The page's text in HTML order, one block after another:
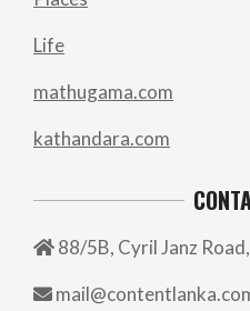
Life
mathugama.com
kathandara.com
88/5B, Cyril Janz